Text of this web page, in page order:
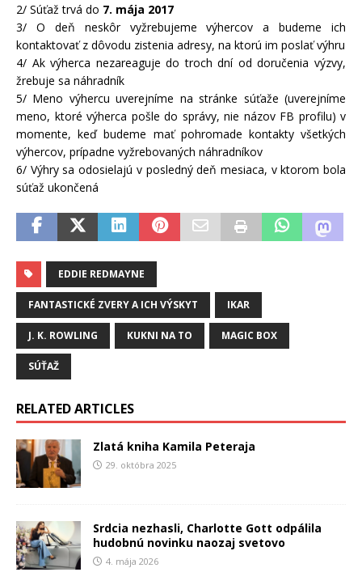
2/ Súťaž trvá do 7. mája 2017
3/ O deň neskôr vyžrebujeme výhercov a budeme ich
kontaktovať z dôvodu zistenia adresy, na ktorú im poslať výhru
4/ Ak výherca nezareaguje do troch dní od doručenia výzvy,
žrebuje sa náhradník
5/ Meno výhercu uverejníme na stránke súťaže (uverejníme
meno, ktoré výherca pošle do správy, nie názov FB profilu) v
momente, keď budeme mať pohromade kontakty všetkých
výhercov, prípadne vyžrebovaných náhradníkov
6/ Výhry sa odosielajú v posledný deň mesiaca, v ktorom bola
súťaž ukončená
EDDIE REDMAYNE
FANTASTICKÉ ZVERY A ICH VÝSKYT IKAR
J. K. ROWLING KUKNI NA TO MAGIC BOX
SÚŤAŽ
RELATED ARTICLES
Zlatá kniha Kamila Peteraja
29. októbra 2025
Srdcia nezhasli, Charlotte Gott odpálila
hudobnú novinku naozaj svetovo
4. mája 2026